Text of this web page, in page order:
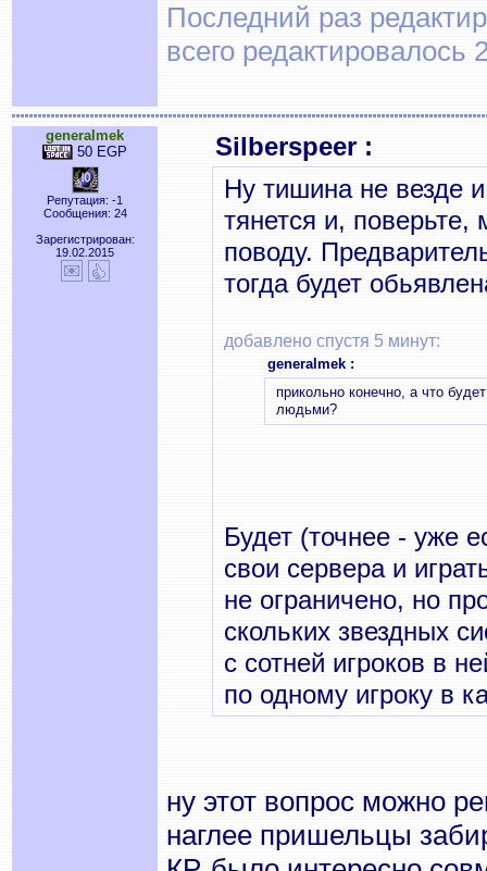
Последний раз
всего редактировалось
generalmek
50 EGP
Репутация: -1
Сообщения: 24
Зарегистрирован:
19.02.2015
Silberspeer :
Ну тишина не везде
тянется и,
поводу.
тогда будет
добавлено спустя 5 минут:
generalmek :
прикольно конечно, а что
людьми?
Будет (точнее - уже
свои сервера и
не ограничено, но
скольких звездных
с сотней игроков в
по одному игроку в
ну этот вопрос можно
наглее пришельцы